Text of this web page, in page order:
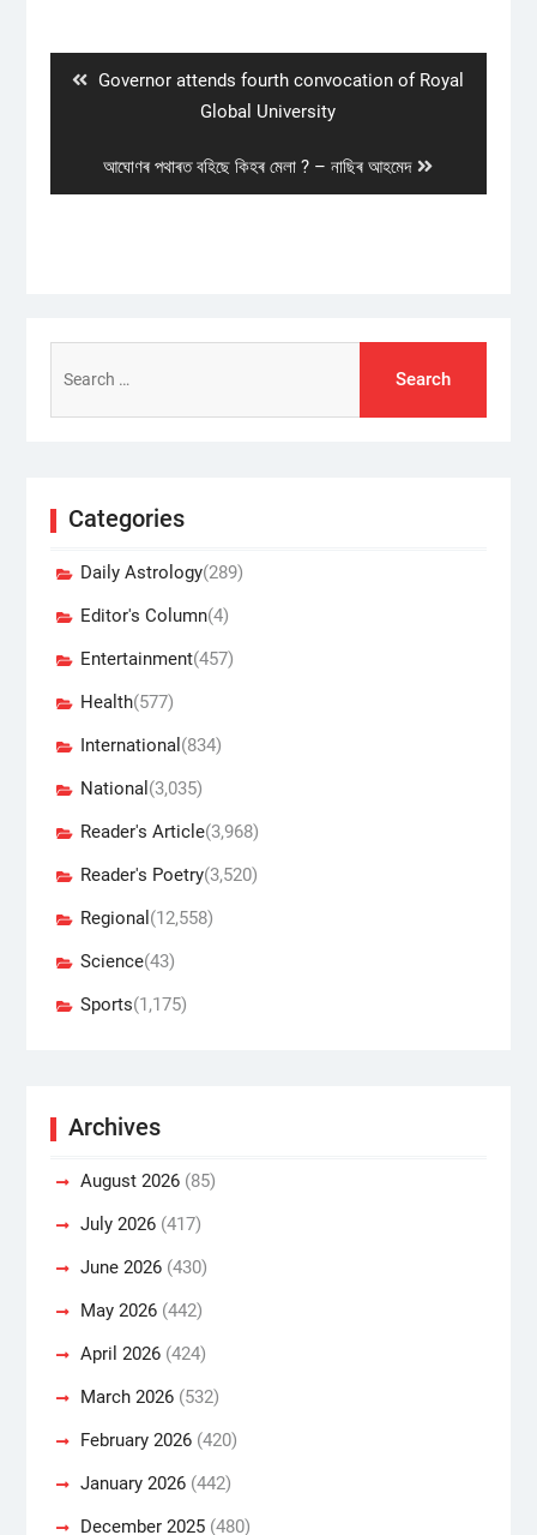
Previous
Governor attends fourth convocation of Royal
Global University
Next
post:
আঘোণৰ পথাৰত বহিছে কিহৰ মেলা ? – নাছিৰ আহমেদ
for:
Categories
Daily Astrology(289)
Editor's Column(4)
Entertainment(457)
Health(577)
International (834)
National (3,035)
Reader's Article(3,968)
Reader's Poetry(3,520)
Regional (12,558)
Science(43)
Sports(1,175)
Archives
August 2026(85)
July 2026(417)
June 2026(430)
May 2026(442)
April 2026(424)
March 2026(532)
February 2026(420)
January 2026(442)
December 2025(480)